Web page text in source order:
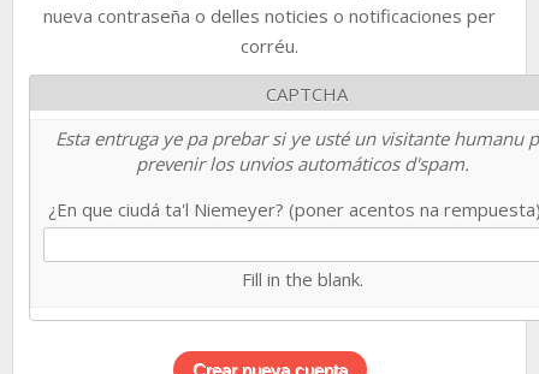
nueva contraseña o delles noticies o notificaciones per
corréu.
CAPTCHA
Esta entruga ye pa prebar si ye usté un visitante humanu
prevenir los unvios automáticos d'spam.
¿En que ciudá ta'l Niemeyer? (poner acentos na
Fill in the blank.